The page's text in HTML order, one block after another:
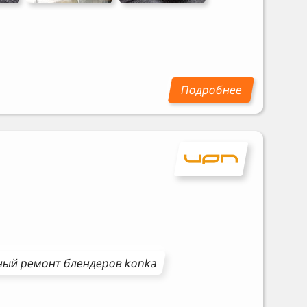
ремонтблендеровkonka